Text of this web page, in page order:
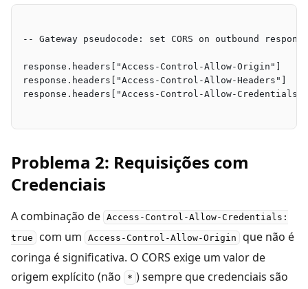
-- Gateway pseudocode: set CORS on outbound response
response.headers["Access-Control-Allow-Origin"]
response.headers["Access-Control-Allow-Headers"]
response.headers["Access-Control-Allow-
Problema 2: Requisições com
Credenciais
A combinação de Access-Control-Allow-Credentials:
true
com um Access-Control-Allow-Origin
que não é
coringa é significativa. O CORS exige um valor de
origem explícito (não
* ) sempre que credenciais são